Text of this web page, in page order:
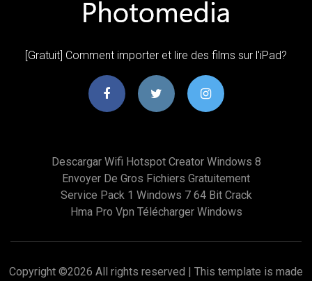
[Gratuit] Comment importer et lire des films sur l'iPad?
Descargar Wifi Hotspot Creator Windows 8
Envoyer De Gros Fichiers Gratuitement
Service Pack 1 Windows 7 64 Bit Crack
Hma Pro Vpn Télécharger Windows
Copyright ©2026 All rights reserved | This template is made